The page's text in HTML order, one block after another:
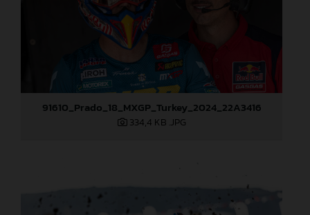
91610_Prado_18_MXGP_Turkey_2024_22A3416
334,4 KB .JPG